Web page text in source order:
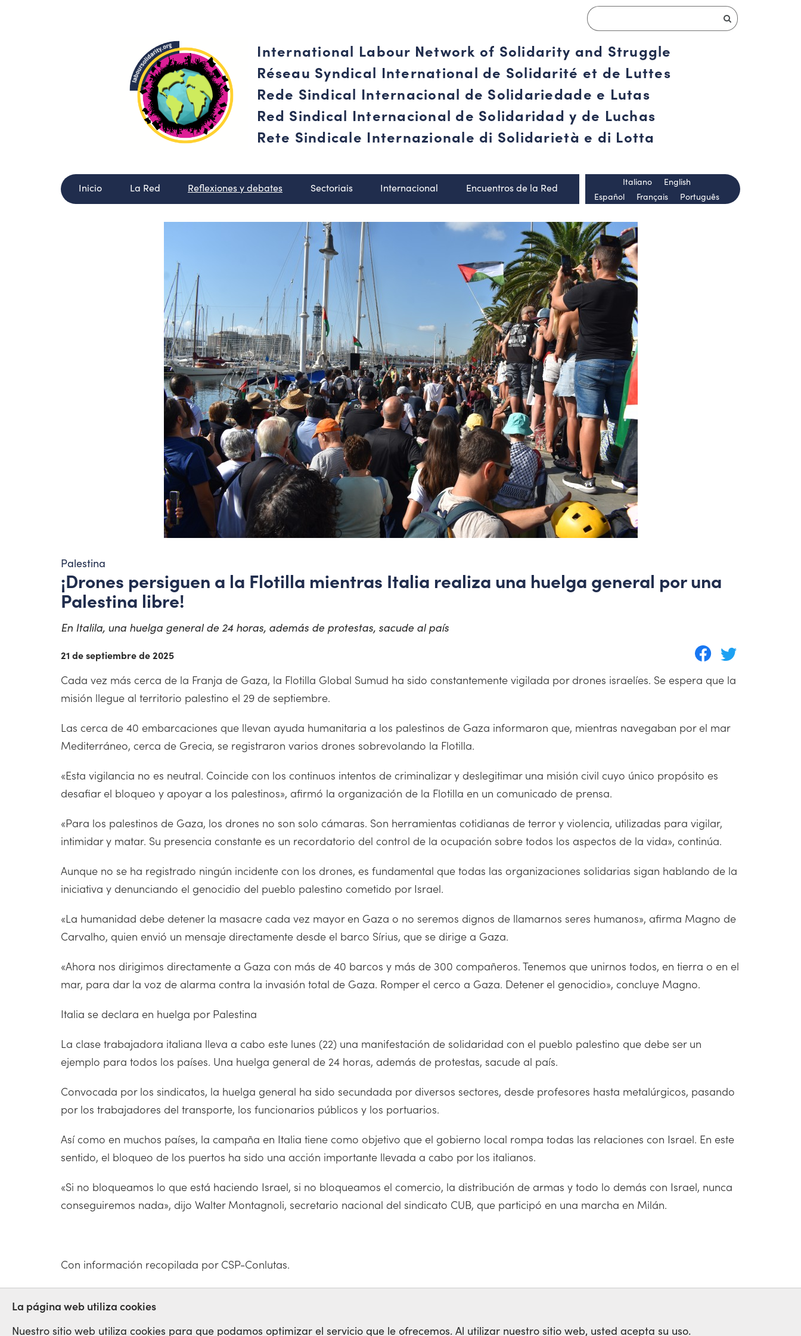
International Labour Network of Solidarity and Struggle
Réseau Syndical International de Solidarité et de Luttes
Rede Sindical Internacional de Solidariedade e Lutas
Red Sindical Internacional de Solidaridad y de Luchas
Rete Sindicale Internazionale di Solidarietà e di Lotta
Inicio La Red Reflexiones y debates Sectoriais Internacional Encuentros de la Red
Español Français Português
Italiano English
Palestina
¡Drones persiguen a la Flotilla mientras Italia realiza una huelga general por una
Palestina libre!
En Italila, una huelga general de 24 horas, además de protestas, sacude al país
21 de septiembre de 2025
Cada vez más cerca de la Franja de Gaza, la Flotilla Global Sumud ha sido constantemente vigilada por drones israelíes. Se espera que la
misión llegue al territorio palestino el 29 de septiembre.
Las cerca de 40 embarcaciones que llevan ayuda humanitaria a los palestinos de Gaza informaron que, mientras navegaban por el mar
Mediterráneo, cerca de Grecia, se registraron varios drones sobrevolando la Flotilla.
«Esta vigilancia no es neutral. Coincide con los continuos intentos de criminalizar y deslegitimar una misión civil cuyo único propósito es
desafiar el bloqueo y apoyar a los palestinos», afirmó la organización de la Flotilla en un comunicado de prensa.
«Para los palestinos de Gaza, los drones no son solo cámaras. Son herramientas cotidianas de terror y violencia, utilizadas para vigilar,
intimidar y matar. Su presencia constante es un recordatorio del control de la ocupación sobre todos los aspectos de la vida», continúa.
Aunque no se ha registrado ningún incidente con los drones, es fundamental que todas las organizaciones solidarias sigan hablando de la
iniciativa y denunciando el genocidio del pueblo palestino cometido por Israel.
«La humanidad debe detener la masacre cada vez mayor en Gaza o no seremos dignos de llamarnos seres humanos», afirma Magno de
Carvalho, quien envió un mensaje directamente desde el barco Sírius, que se dirige a Gaza.
«Ahora nos dirigimos directamente a Gaza con más de 40 barcos y más de 300 compañeros. Tenemos que unirnos todos, en tierra o en el
mar, para dar la voz de alarma contra la invasión total de Gaza. Romper el cerco a Gaza. Detener el genocidio», concluye Magno.
Italia se declara en huelga por Palestina
La clase trabajadora italiana lleva a cabo este lunes (22) una manifestación de solidaridad con el pueblo palestino que debe ser un
ejemplo para todos los países. Una huelga general de 24 horas, además de protestas, sacude al país.
Convocada por los sindicatos, la huelga general ha sido secundada por diversos sectores, desde profesores hasta metalúrgicos, pasando
por los trabajadores del transporte, los funcionarios públicos y los portuarios.
Así como en muchos países, la campaña en Italia tiene como objetivo que el gobierno local rompa todas las relaciones con Israel. En este
sentido, el bloqueo de los puertos ha sido una acción importante llevada a cabo por los italianos.
«Si no bloqueamos lo que está haciendo Israel, si no bloqueamos el comercio, la distribución de armas y todo lo demás con Israel, nunca
conseguiremos nada», dijo Walter Montagnoli, secretario nacional del sindicato CUB, que participó en una marcha en Milán.
Con información recopilada por CSP-Conlutas.
HUELGA FLOTILLA
La página web utiliza cookies
Nuestro sitio web utiliza cookies para que podamos optimizar el servicio que le ofrecemos. Al utilizar nuestro sitio web, usted acepta su uso.